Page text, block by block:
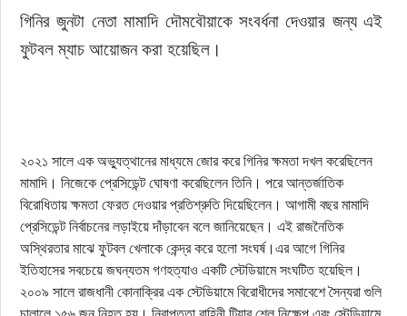
গিনির জুনটা নেতা মামাদি দৌমবৌয়াকে সংবর্ধনা দেওয়ার জন্য এই
ফুটবল ম্যাচ আয়োজন করা হয়েছিল।
২০২১ সালে এক অভ্যুত্থানের মাধ্যমে জোর করে গিনির ক্ষমতা দখল করেছিলেন
মামাদি। নিজেকে প্রেসিডেন্ট ঘোষণা করেছিলেন তিনি। পরে আন্তর্জাতিক
বিরোধিতায় ক্ষমতা ফেরত দেওয়ার প্রতিশ্রুতি দিয়েছিলেন। আগামী বছর মামাদি
প্রেসিডেন্ট নির্বাচনের লড়াইয়ে দাঁড়াবেন বলে জানিয়েছেন। এই রাজনৈতিক
অস্থিরতার মাঝে ফুটবল খেলাকে কেন্দ্র করে হলো সংঘর্ষ।এর আগে গিনির
ইতিহাসের সবচেয়ে জঘন্যতম গণহত্যাও একটি স্টেডিয়ামে সংঘটিত হয়েছিল।
২০০৯ সালে রাজধানী কোনাক্রির এক স্টেডিয়ামে বিরোধীদের সমাবেশে সৈন্যরা গুলি